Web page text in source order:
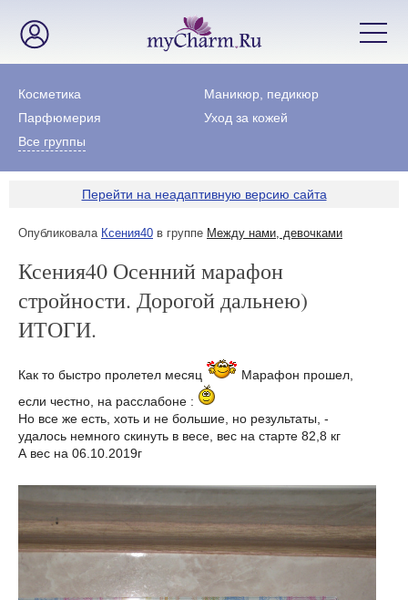
Косметика
Маникюр, педикюр
Парфюмерия
Уход за кожей
Все группы
Перейти на неадаптивную версию сайта
Опубликовала Ксения40 в группе Между нами, девочками
Ксения40 Осенний марафон
стройности. Дорогой дальнею)
ИТОГИ.
Как то быстро пролетел месяц
Марафон прошел,
если честно, на расслабоне :
Но все же есть, хоть и не большие, но результаты, -
удалось немного скинуть в весе, вес на старте 82,8 кг
А вес на 06.10.2019г